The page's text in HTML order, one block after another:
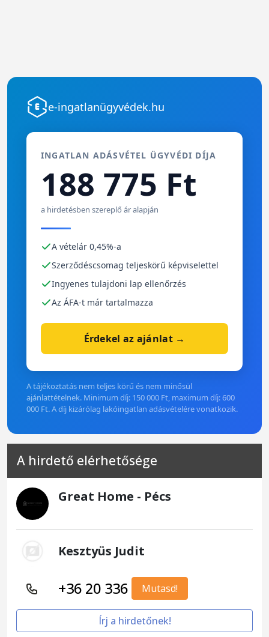
e-ingatlanügyvédek.hu
INGATLAN ADÁSVÉTEL ÜGYVÉDI DÍJA
188 775 Ft
a hirdetésben szereplő ár alapján
A vételár 0,45%-a
Szerződéscsomag teljeskörű képviselettel
Ingyenes tulajdoni lap ellenőrzés
Az ÁFA-t már tartalmazza
Érdekel az ajánlat →
A tájékoztatás nem teljes körű és nem minősül
ajánlattételnek. Minimum díj: 150 000 Ft, maximum díj: 600
000 Ft. A díj kizárólag lakóingatlan adásvételére vonatkozik.
A hirdető elérhetősége
Great Home - Pécs
Kesztyüs Judit
+36 20 336 Mutasd!
Írj a hirdetőnek!